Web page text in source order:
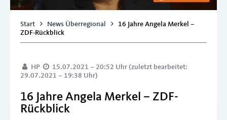
Start News Überregional
16 Jahre Angela Merkel –
ZDF-Rückblick
HP
15.07.2021 – 20:52 Uhr (zuletzt bearbeitet:
29.07.2021 – 19:38 Uhr)
16 Jahre Angela Merkel – ZDF-
Rückblick